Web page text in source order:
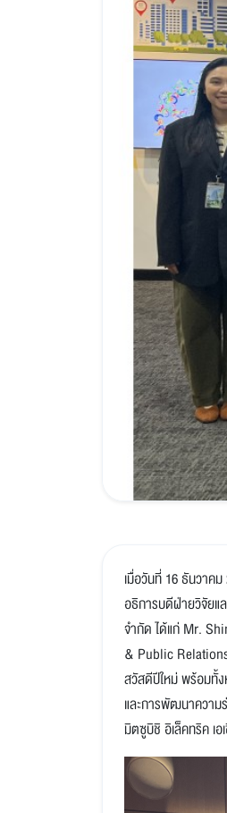
เมื่อวันที่ 16 ธันวาค
อธิการบดีฝ่ายวิจัยแ
จำกัด ได้แก่ Mr.
& Public
สวัสดีปีใหม่ พร้อมทั้ง
และการพัฒนาความ
มิตซูบิชิ อิเล็คทริค เ